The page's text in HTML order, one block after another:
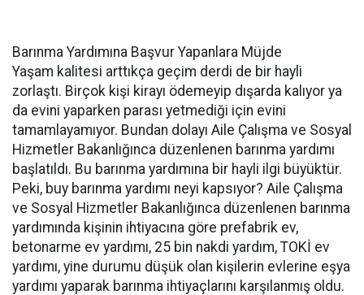
Barınma Yardımına Başvur Yapanlara Müjde
Yaşam kalitesi arttıkça geçim derdi de bir hayli
zorlaştı. Birçok kişi kirayı ödemeyip dışarda kalıyor ya
da evini yaparken parası yetmediği için evini
tamamlayamıyor. Bundan dolayı Aile Çalışma ve Sosyal
Hizmetler Bakanlığınca düzenlenen barınma yardımı
başlatıldı. Bu barınma yardımına bir hayli ilgi büyüktür.
Peki, buy barınma yardımı neyi kapsıyor? Aile Çalışma
ve Sosyal Hizmetler Bakanlığınca düzenlenen barınma
yardımında kişinin ihtiyacına göre prefabrik ev,
betonarme ev yardımı, 25 bin nakdi yardım, TOKİ ev
yardımı, yine durumu düşük olan kişilerin evlerine eşya
yardımı yaparak barınma ihtiyaçlarını karşılanmış oldu.